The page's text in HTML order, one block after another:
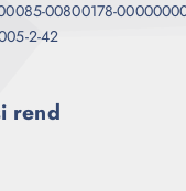
00800178-
2-42
rend